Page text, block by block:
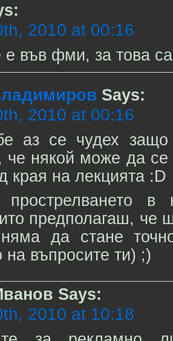
2010 at 00:16
е във фми, за това
Says:
2010 at 00:16
аз се чудех
че някой може да се
края на лекцията :D
прострелването в
предполагаш, че
да стане
на въпросите ти) ;)
Says:
2010 at 10:18